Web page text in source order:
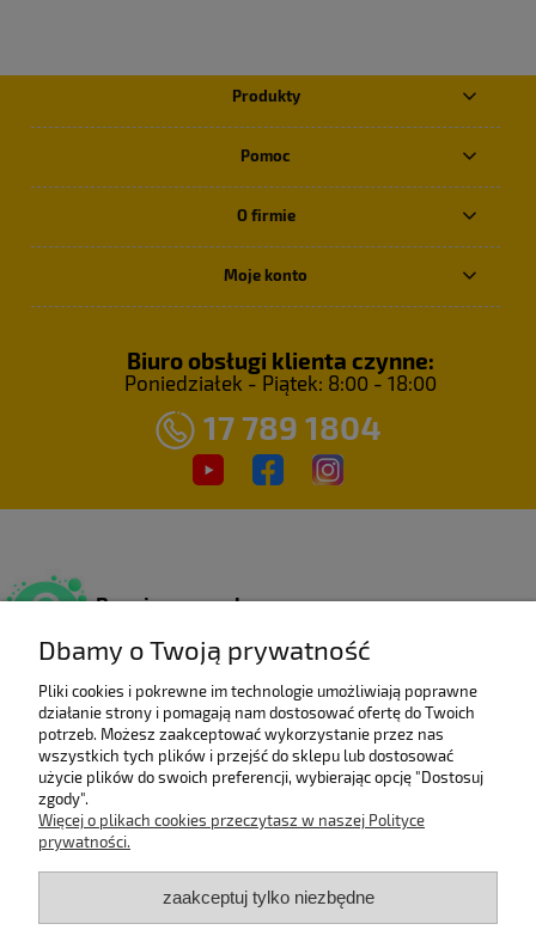
Produkty
Pomoc
O firmie
Moje konto
Biuro obsługi klienta czynne:
Poniedziałek - Piątek: 8:00 - 18:00
17 789 1804
Bezpieczne zakupy
Wieloletni laureat
rankingu e-Gazele Biznesu.
Wysyłka z Polski
Gwarancją szybkiej dostawy.
Dbamy o Twoją prywatność
Pliki cookies i pokrewne im technologie umożliwiają poprawne
działanie strony i pomagają nam dostosować ofertę do Twoich
potrzeb. Możesz zaakceptować wykorzystanie przez nas
wszystkich tych plików i przejść do sklepu lub dostosować
użycie plików do swoich preferencji, wybierając opcję "Dostosuj
zgody".
Więcej o plikach cookies przeczytasz w naszej Polityce
prywatności.
zaakceptuj tylko niezbędne